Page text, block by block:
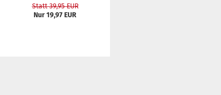
Statt 39,95 EUR
Nur 19,97 EUR